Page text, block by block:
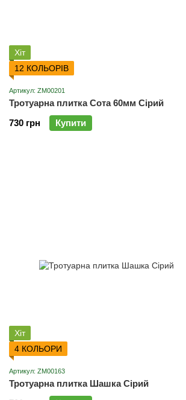
Хіт
12 КОЛЬОРІВ
Артикул: ZM00201
Тротуарна плитка Сота 60мм Сірий
730 грн
Купити
Хіт
4 КОЛЬОРИ
Артикул: ZM00163
Тротуарна плитка Шашка Сірий